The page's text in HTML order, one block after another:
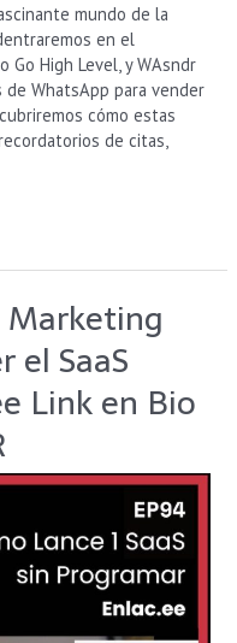
mundo de la
en el
High Level, y WAsndr
WhatsApp para vender
cómo estas
de citas,
Marketing
el SaaS
Link en Bio